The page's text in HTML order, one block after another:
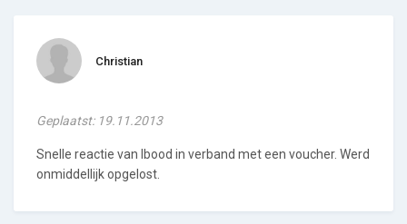
Christian
Geplaatst: 19.11.2013
Snelle reactie van Ibood in verband met een voucher. Werd
onmiddellijk opgelost.